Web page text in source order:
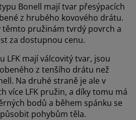
Bonell mají tvar přesýpacích
z hrubého kovového drátu.
těmto pružinám tvrdý povrch a
za dostupnou cenu.
LFK mají válcovitý tvar, jsou
z tenšího drátu než
Na druhé straně je ale v
více LFK pružin, a díky tomu má
bodů a během spánku se
pohybům těla.